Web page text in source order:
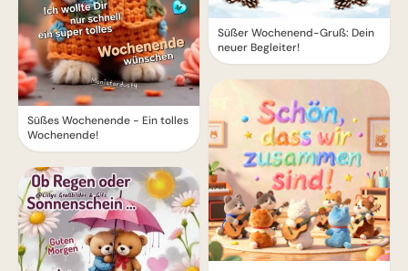
Süßes Wochenende - Ein tolles
Wochenende!
Süßer Wochenend-Gruß: Dein
neuer Begleiter!